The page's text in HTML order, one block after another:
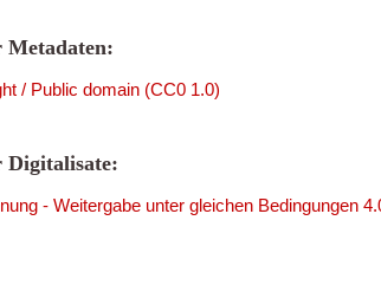
Metadaten:
/ Public domain (CC0 1.0)
Digitalisate:
- Weitergabe unter gleichen Bedingungen